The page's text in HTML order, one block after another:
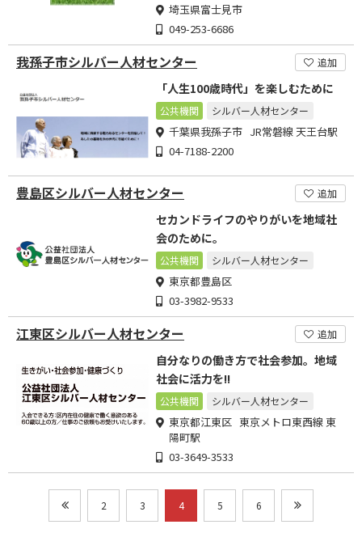
埼玉県富士見市
049-253-6686
我孫子市シルバー人材センター 追加
「人生100歳時代」を楽しむために
公共機関 シルバー人材センター
千葉県我孫子市 JR常磐線 天王台駅
04-7188-2200
豊島区シルバー人材センター 追加
セカンドライフのやりがいを地域社
会のために。
公共機関 シルバー人材センター
東京都豊島区
03-3982-9533
江東区シルバー人材センター 追加
自分なりの働き方で社会参加。地域
社会に活力を!!
公共機関 シルバー人材センター
東京都江東区 東京メトロ東西線 東
陽町駅
03-3649-3533
2 3 4 5 6